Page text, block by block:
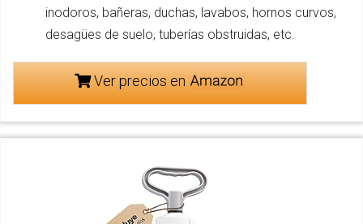
inodoros, bañeras, duchas, lavabos, hornos curvos,
desagües de suelo, tuberías obstruidas, etc.
Ver precios en